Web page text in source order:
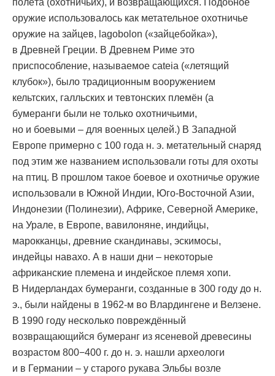
полёта (охотничьих), и возвращающихся. Подобное
оружие использовалось как метательное охотничье
оружие на зайцев, lagobolon («зайцебойка»),
в Древней Греции. В Древнем Риме это
приспособление, называемое cateia («летящий
клубок»), было традиционным вооружением
кельтских, галльских и тевтонских племён (а
бумеранги были не только охотничьими,
но и боевыми – для военных целей.) В Западной
Европе примерно с 100 года н. э. метательный снаряд
под этим же названием использовали готы для охоты
на птиц. В прошлом такое боевое и охотничье оружие
использовали в Южной Индии, Юго-Восточной Азии,
Индонезии (Полинезии), Африке, Северной Америке,
на Урале, в Европе, вавилоняне, индийцы,
марокканцы, древние скандинавы, эскимосы,
индейцы навахо. А в наши дни – некоторые
африканские племена и индейское племя хопи.
В Нидерландах бумеранги, созданные в 300 году до н.
э., были найдены в 1962-м во Влардингене и Велзене.
В 1990 году несколько повреждённый
возвращающийся бумеранг из ясеневой древесины
возрастом 800−400 г. до н. э. нашли археологи
и в Германии – у старого рукава Эльбы возле